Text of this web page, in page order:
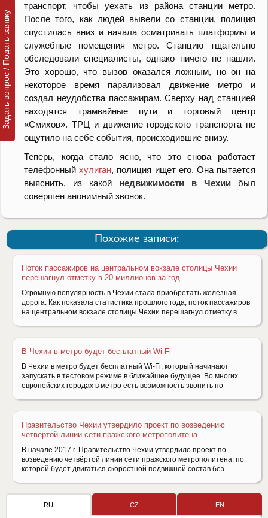
транспорт, чтобы уехать из района станции метро.
После того, как людей вывели со станции, полиция
спустилась вниз и начала осматривать платформы и
служебные помещения метро. Станцию тщательно
обследовали специалисты, однако ничего не нашли.
Это хорошо, что вызов оказался ложным, но он на
некоторое время парализовал движение метро и
создал неудобства пассажирам. Сверху над станцией
находятся трамвайные пути и торговый центр
«Смихов». ТРЦ и движение городского транспорта не
ощутило на себе события, происходившие внизу.
Теперь, когда стало ясно, что это снова работает
телефонныйхулиган, полиция ищет его. Она пытается
выяснить, из какой недвижимости в Чехии был
совершен анонимный звонок.
Похожие записи:
Поток пассажиров на центральном вокзале столицы Чехии
перешагнул отметку в 20 миллионов за год
Огромную популярность в Чехии стала приобретать железная
дорога. Как показала статистика прошлого года, поток пассажиров
на центральном вокзале столицы Чехии перешагнул отметку в
В Чехии в метро будет бесплатный Wi-Fi
В Чехии в метро будет бесплатный Wi-Fi, который начинают
запускать в тестовом режиме в ближайшее будущее. Во многих
европейских городах в метро есть возможность звонить по
Правительство Чехии утвердило проект по возведению
четвёртой линии сети пражского метрополитена
В начале 2017 г. Правительство Чехии утвердило проект по
возведению четвёртой линии сети пражского метрополитена, по
которой будет двигаться скоростной подвижной состав без
Задать вопрос / Подать заявку
RU CZ EN